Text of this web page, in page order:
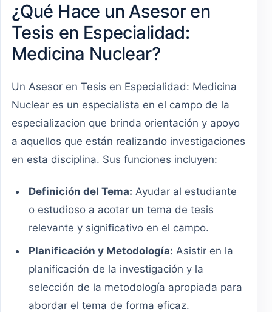
¿Qué Hace un Asesor en
Tesis en Especialidad:
Medicina Nuclear?
Un Asesor en Tesis en Especialidad: Medicina
Nuclear es un especialista en el campo de la
especializacion que brinda orientación y apoyo
a aquellos que están realizando investigaciones
en esta disciplina. Sus funciones incluyen:
Definición del Tema: Ayudar al estudiante
o estudioso a acotar un tema de tesis
relevante y significativo en el campo.
Planificación y Metodología: Asistir en la
planificación de la investigación y la
selección de la metodología apropiada para
abordar el tema de forma eficaz.